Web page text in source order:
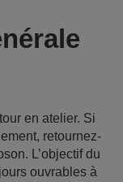
en atelier. Si
retournez-
L’objectif du
ouvrables à